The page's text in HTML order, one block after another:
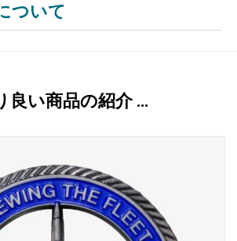
ついて
良い商品の紹介 …